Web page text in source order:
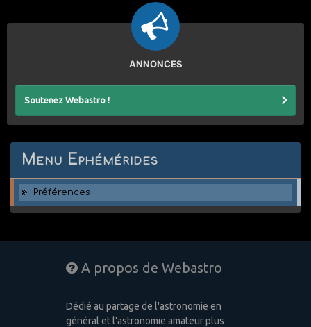
ANNONCES
Soutenez Webastro !
Menu Ephémérides
Préférences
A propos de Webastro
Dédié au partage de l'astronomie en
général et l'astronomie amateur plus